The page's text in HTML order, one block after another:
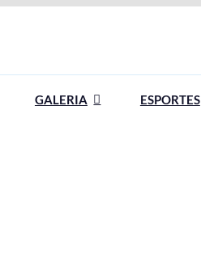
GALERIA ESPORTES